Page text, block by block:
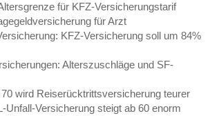
für KFZ-Versicherungstarif
für Arzt
KFZ-Versicherung soll um 84%
Alterszuschläge und SF-
wird Reiserücktrittsversicherung teurer
Unfall-Versicherung steigt ab 60 enorm